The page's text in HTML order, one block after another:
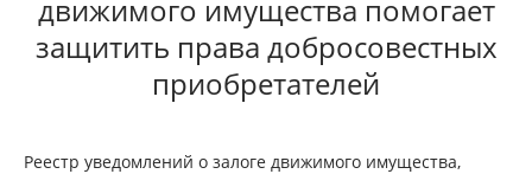
движимого имущества помогает
защитить права добросовестных
приобретателей
Реестр уведомлений о залоге движимого имущества,